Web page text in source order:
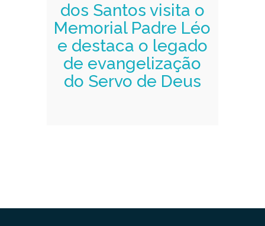
dos Santos visita o
Memorial Padre Léo
e destaca o legado
de evangelização
do Servo de Deus